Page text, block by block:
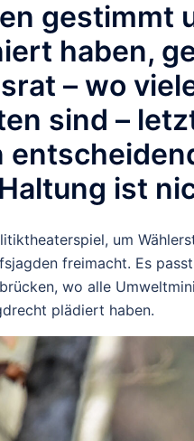
gestimmt
haben,
– wo
sind –
ist
um
freimacht. Es
wo alle
plädiert haben.